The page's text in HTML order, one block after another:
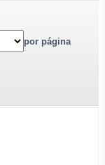
por página